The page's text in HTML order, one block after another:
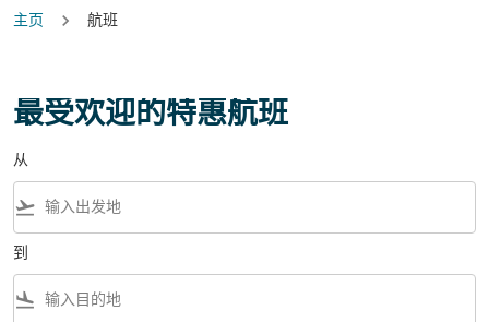
主页 航班
最受欢迎的特惠航班
从
flight_takeoff
到
flight_land